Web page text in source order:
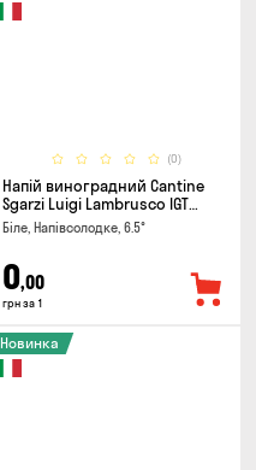
(0)
Напій виноградний Cantine
Sgarzi Luigi Lambrusco IGT
Emilia Bianca Frizziante 0.75л
Біле, Напівсолодке, 6.5°
0,00
грн за 1
Новинка